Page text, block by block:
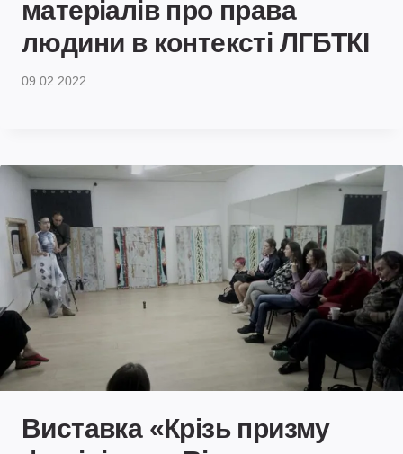
матеріалів про права
людини в контексті ЛГБТКІ
09.02.2022
Виставка «Крізь призму